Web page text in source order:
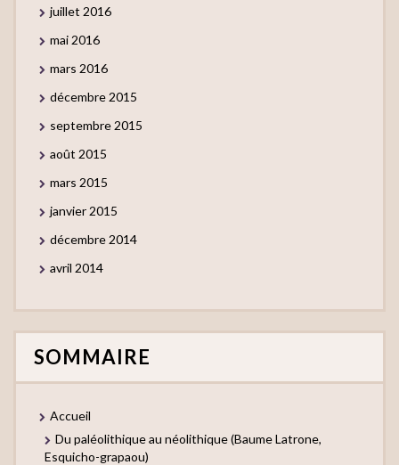
juillet 2016
mai 2016
mars 2016
décembre 2015
septembre 2015
août 2015
mars 2015
janvier 2015
décembre 2014
avril 2014
SOMMAIRE
Accueil
Du paléolithique au néolithique (Baume Latrone,
Esquicho-grapaou)